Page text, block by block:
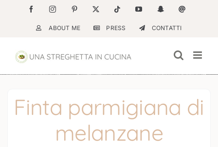
contenuto
FacebookInstagramPinterest Tiktok YouTubeSnapchatEmail
ABOUT ME PRESS CONTATTI
Finta parmigiana di
melanzane